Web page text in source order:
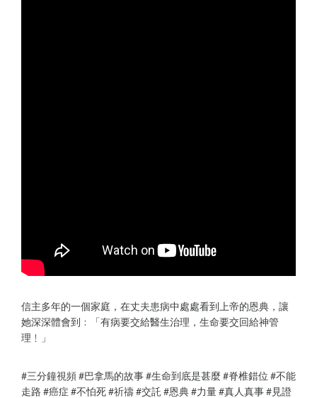
信主多年的一個家庭，在丈夫患病中處處看到上帝的恩典，讓
她深深體會到﹕「有病要交給醫生治理，生命要交回給神管
理﹗」
#三分鐘視頻 #巴拿馬的故事 #生命到底是甚麼 #脊椎錯位 #不能
走路 #癌症 #不怕死 #祈禱 #交託 #恩典 #力量 #真人真事 #見證